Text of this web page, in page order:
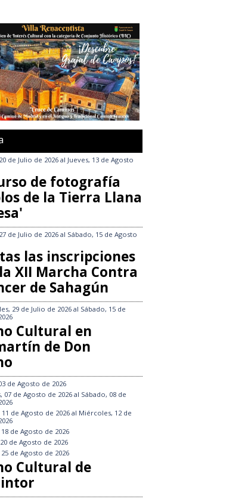
de Julio de 2026 al Jueves, 13 de Agosto
de fotografía
de la Tierra Llana
de Julio de 2026 al Sábado, 15 de Agosto
las inscripciones
XII Marcha Contra
de Sahagún
29 de Julio de 2026al Sábado, 15 de
Cultural en
de Don
de Agosto de 2026
07 de Agosto de 2026 al Sábado, 08 de
11 de Agosto de 2026 al Miércoles, 12 de
de Agosto de 2026
de Agosto de 2026
de Agosto de 2026
Cultural de